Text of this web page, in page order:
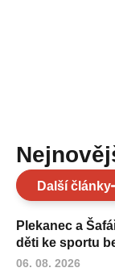
Další články
Plekanec a
děti ke sportu
06. 08. 2026